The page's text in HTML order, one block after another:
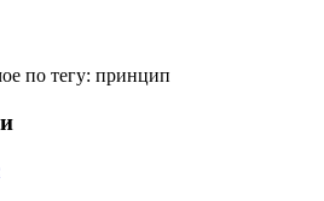
по тегу: принцип